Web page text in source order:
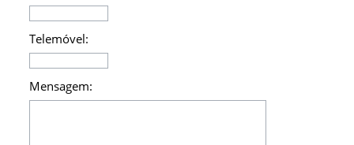
Telemóvel:
Mensagem: